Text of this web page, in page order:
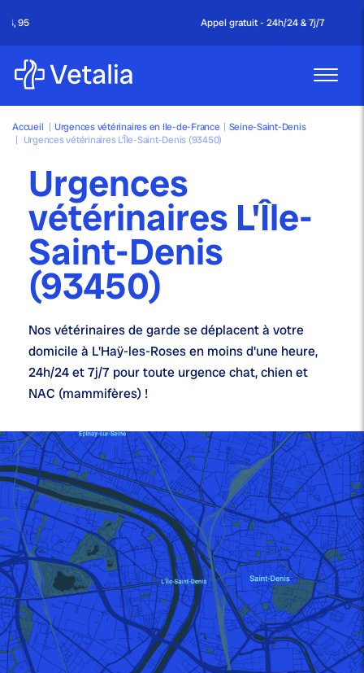
Appel gratuit - 24h/24 & 7j/7
Accueil | Urgences vétérinaires en Ile-de-France | Seine-Saint-Denis
| Urgences vétérinaires L'Île-Saint-Denis (93450)
Urgences
vétérinaires L'Île-
Saint-Denis
(93450)
Nosvétérinaires de gardese déplacent à votre
domicile à L'Haÿ-les-Roses en moins d'une heure,
24h/24 et 7j/7 pour toute urgence chat, chien et
NAC (mammifères) !